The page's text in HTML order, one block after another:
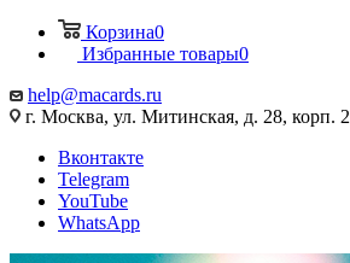
Корзина0
Избранные товары0
help@macards.ru
г. Москва, ул. Митинская, д. 28, корп. 2
Вконтакте
Telegram
YouTube
WhatsApp